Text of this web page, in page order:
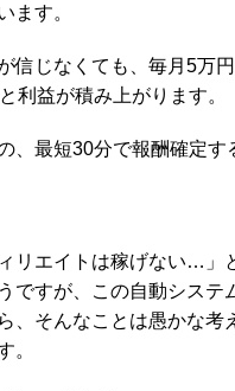
ます。
信じなくても、毎月5万円
利益が積み上がります。
、最短30分で報酬確定す
ィリエイトは稼げない…」
ですが、この自動システ
、そんなことは愚かな考
。